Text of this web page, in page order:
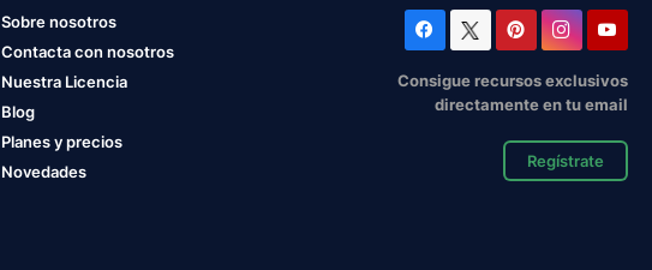
Sobre nosotros
Contacta con nosotros
Nuestra Licencia
Blog
Planes y precios
Novedades
Consigue recursos exclusivos
directamente en tu email
Regístrate